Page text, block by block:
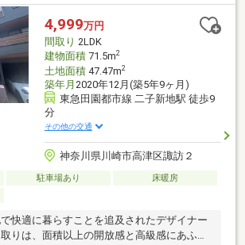
4,999万円
間取り 2LDK
建物面積71.5m2
土地面積47.47m2
築年月 2020年12月(築5年9ヶ月)
東急田園都市線 二子新地駅 徒歩9
分
その他の交通
神奈川県川崎市高津区諏訪２
駐車場あり
床暖房
快適に暮らすことを追及されたデザイナー
りは、面積以上の開放感と高級感にあふれ